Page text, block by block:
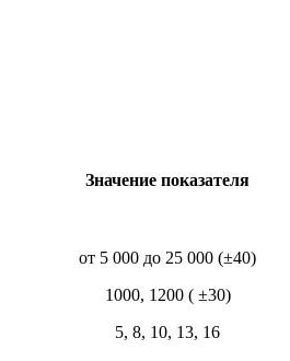
Значение показателя
от 5 000 до 25 000 (±40)
1000, 1200 ( ±30)
5, 8, 10, 13, 16